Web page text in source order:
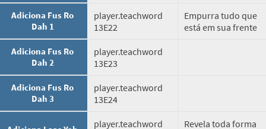
Adiciona Fus Ro
Dah 1
player.teachword
13E22
Empurra tudo que
está em sua frente
Adiciona Fus Ro
Dah 2
player.teachword
13E23
Adiciona Fus Ro
Dah 3
player.teachword
13E24
player.teachword
Revela toda forma